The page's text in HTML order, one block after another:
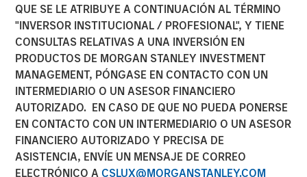
QUE SE LE ATRIBUYE A CONTINUACIÓN AL TÉRMINO
"INVERSOR INSTITUCIONAL / PROFESIONAL", Y TIENE
CONSULTAS RELATIVAS A UNA INVERSIÓN EN
PRODUCTOS DE MORGAN STANLEY INVESTMENT
MANAGEMENT, PÓNGASE EN CONTACTO CON UN
INTERMEDIARIO O UN ASESOR FINANCIERO
AUTORIZADO. EN CASO DE QUE NO PUEDA PONERSE
EN CONTACTO CON UN INTERMEDIARIO O UN ASESOR
FINANCIERO AUTORIZADO Y PRECISA DE
ASISTENCIA, ENVÍE UN MENSAJE DE CORREO
ELECTRÓNICO A CSLUX@MORGANSTANLEY.COM
THE BEAT™ INSIGHTS
The BEAT™ for Q2 2026 -
April
06 ABRIL 2026